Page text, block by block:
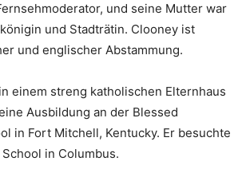
und seine Mutter war
und Stadträtin. Clooney ist
und englischer Abstammung.
einem streng katholischen Elternhaus
Ausbildung an der Blessed
in Fort Mitchell, Kentucky. Er besuchte
School in Columbus.